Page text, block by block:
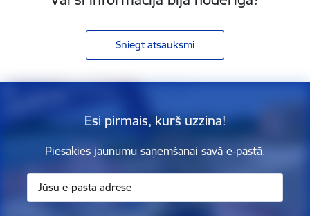
Sniegt atsauksmi
Esi pirmais, kurš uzzina!
Piesakies jaunumu saņemšanai savā e-pastā.